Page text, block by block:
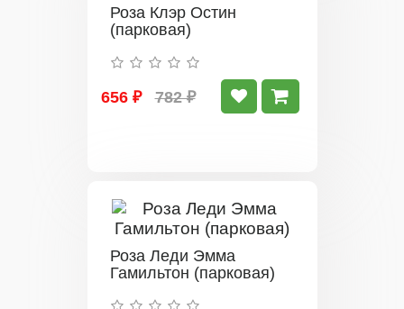
Роза Клэр Остин
(парковая)
656 ₽ 782 ₽
Роза Леди Эмма
Гамильтон (парковая)